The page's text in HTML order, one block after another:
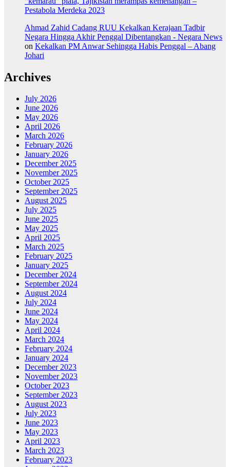
Pestabola Merdeka 2023
Ahmad Zahid Cadang RUU Kekalkan Kerajaan Tadbir
Negara Hingga Akhir Penggal Dibentangkan - Negara News
on Kekalkan PM Anwar Sehingga Habis Penggal – Abang
Johari
Archives
July 2026
June 2026
May 2026
April 2026
March 2026
February 2026
January 2026
December 2025
November 2025
October 2025
September 2025
August 2025
July 2025
June 2025
May 2025
April 2025
March 2025
February 2025
January 2025
December 2024
September 2024
August 2024
July 2024
June 2024
May 2024
April 2024
March 2024
February 2024
January 2024
December 2023
November 2023
October 2023
September 2023
August 2023
July 2023
June 2023
May 2023
April 2023
March 2023
February 2023